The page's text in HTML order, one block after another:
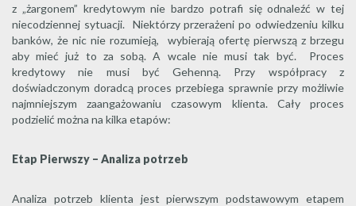
z „żargonem” kredytowym nie bardzo potrafi się odnaleźć w tej
niecodziennej sytuacji. Niektórzy przerażeni po odwiedzeniu kilku
banków, że nic nie rozumieją, wybierają ofertę pierwszą z brzegu
aby mieć już to za sobą. A wcale nie musi tak być. Proces
kredytowy nie musi być Gehenną. Przy współpracy z
doświadczonym doradcą proces przebiega sprawnie przy możliwie
najmniejszym zaangażowaniu czasowym klienta. Cały proces
podzielić można na kilka etapów:
Etap Pierwszy – Analiza potrzeb
Analiza potrzeb klienta jest pierwszym podstawowym etapem